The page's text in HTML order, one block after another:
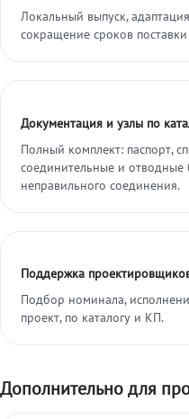
Локальный выпуск,
сокращение сроков
Документация и узлы по
Полный комплект: паспорт,
соединительные и отводные
неправильного соединения.
Поддержка
Подбор номинала,
проект, по каталогу и КП.
Дополнительно для